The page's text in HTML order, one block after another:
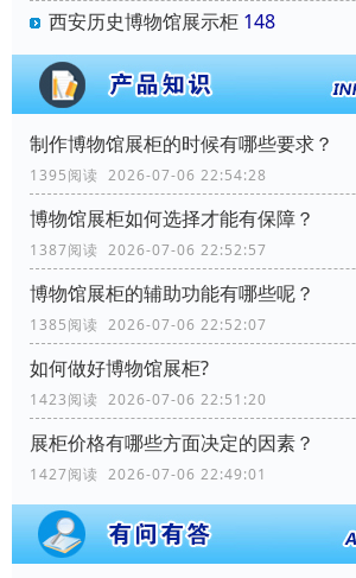
西安历史博物馆展示柜 148
制作博物馆展柜的时候有哪些要求？
1395阅读 2026-07-06 22:54:28
博物馆展柜如何选择才能有保障？
1387阅读 2026-07-06 22:52:57
博物馆展柜的辅助功能有哪些呢？
1385阅读 2026-07-06 22:52:07
如何做好博物馆展柜?
1423阅读 2026-07-06 22:51:20
展柜价格有哪些方面决定的因素？
1427阅读 2026-07-06 22:49:01